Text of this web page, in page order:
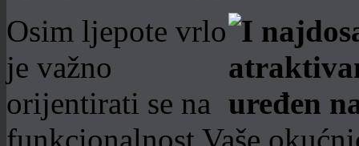
Osim ljepote vrlo
je važno
orijentirati se na
funkcionalnost Vaše